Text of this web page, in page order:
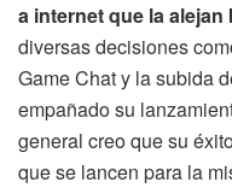
a internet que la
diversas decisiones
Game Chat y la subida
empañado su
general creo que su
que se lancen para la